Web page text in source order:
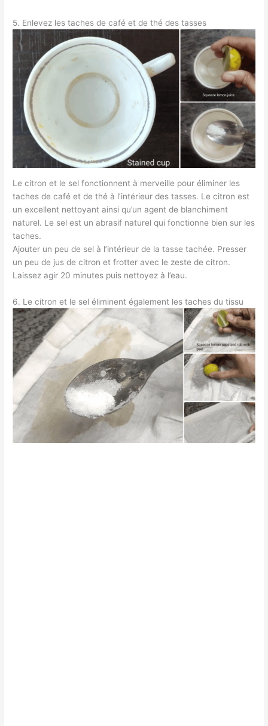
5. Enlevez les taches de café et de thé des tasses
Le citron et le sel fonctionnent à merveille pour éliminer les
taches de café et de thé à l’intérieur des tasses. Le citron est
un excellent nettoyant ainsi qu’un agent de blanchiment
naturel. Le sel est un abrasif naturel qui fonctionne bien sur les
taches.
Ajouter un peu de sel à l’intérieur de la tasse tachée. Presser
un peu de jus de citron et frotter avec le zeste de citron.
Laissez agir 20 minutes puis nettoyez à l’eau.
6. Le citron et le sel éliminent également les taches du tissu